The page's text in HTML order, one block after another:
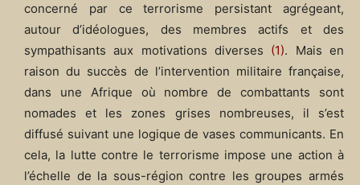
concerné par ce terrorisme persistant agrégeant,
autour d’idéologues, des membres actifs et des
sympathisants aux motivations diverses (1). Mais en
raison du succès de l’intervention militaire française,
dans une Afrique où nombre de combattants sont
nomades et les zones grises nombreuses, il s’est
diffusé suivant une logique de vases communicants. En
cela, la lutte contre le terrorisme impose une action à
l’échelle de la sous-région contre les groupes armés